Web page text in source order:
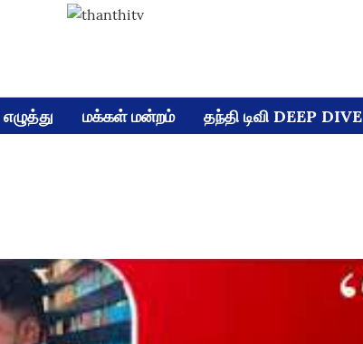
மக்கள் மன்றம் தந்தி டிவி DEEP DIVE